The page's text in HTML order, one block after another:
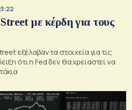
με κέρδη για τους
εξέλαβαν τα στοιχεία για τις
ότι η Fed δεν θα χρειαστεί να